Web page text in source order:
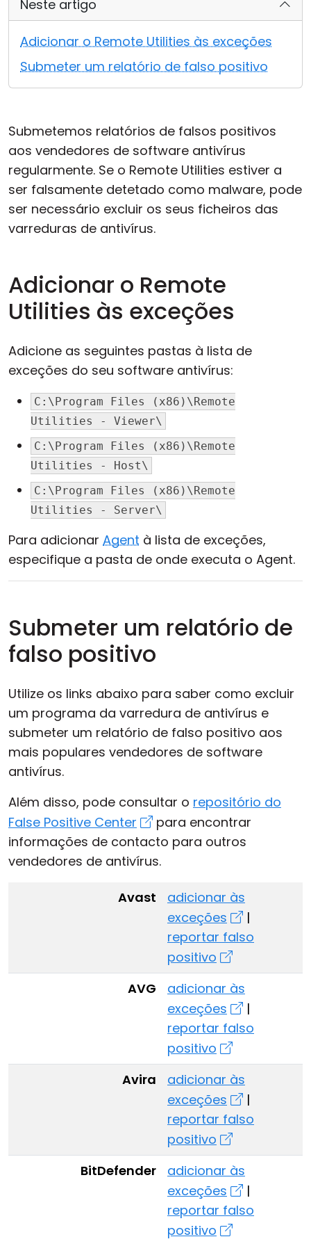
Neste artigo
Adicionar o Remote Utilities às exceções
Submeter um relatório de falso positivo
Submetemos relatórios de falsos positivos
aos vendedores de software antivírus
regularmente. Se o Remote Utilities estiver a
ser falsamente detetado como malware, pode
ser necessário excluir os seus ficheiros das
varreduras de antivírus.
Adicionar o Remote
Utilities às exceções
Adicione as seguintes pastas à lista de
exceções do seu software antivírus:
C:\Program Files (x86)\Remote
Utilities - Viewer\
C:\Program Files (x86)\Remote
Utilities - Host\
C:\Program Files (x86)\Remote
Utilities - Server\
Para adicionar Agent à lista de exceções,
especifique a pasta de onde executa o Agent.
Submeter um relatório de
falso positivo
Utilize os links abaixo para saber como excluir
um programa da varredura de antivírus e
submeter um relatório de falso positivo aos
mais populares vendedores de software
antivírus.
Além disso, pode consultar o repositório do
False Positive Center
para encontrar
informações de contacto para outros
vendedores de antivírus.
Avast
adicionar às
exceções
|
reportar falso
positivo
AVG
adicionar às
exceções
|
reportar falso
positivo
Avira
adicionar às
exceções
|
reportar falso
positivo
BitDefender
adicionar às
exceções
|
reportar falso
positivo
Nuvem & Local